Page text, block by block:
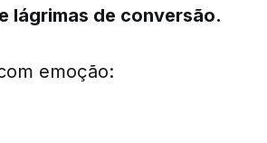
lágrimas de conversão.
emoção: